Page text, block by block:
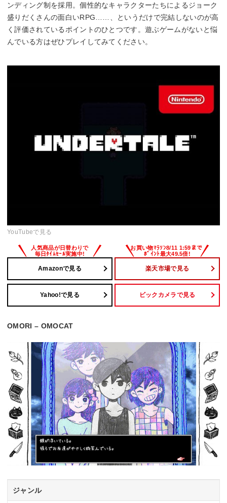
ンディング制を採用。個性的なキャラクターたちによるジョーク
盛りだくさんの面白いRPG……、というだけで完結しないのが高
く評価されているポイントのひとつです。遊ぶゲームがないと悩
んでいる方はぜひプレイしてみてください。
YouTubeで見る
Amazonで見る 楽天市場で見る
Yahoo!で見る ビックカメラで見る
OMORI – OMOCAT
ジャンル